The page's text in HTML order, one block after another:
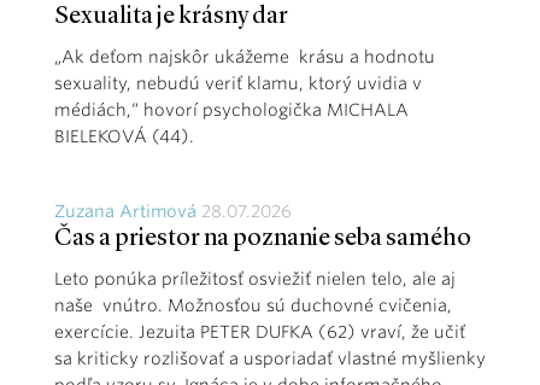
Sexualita je krásny dar
„Ak deťom najskôr ukážeme krásu a hodnotu
sexuality, nebudú veriť klamu, ktorý uvidia v
médiách,“ hovorí psychologička MICHALA
BIELEKOVÁ (44).
Zuzana Artimová 28.07.2026
Čas a priestor na poznanie seba samého
Leto ponúka príležitosť osviežiť nielen telo, ale aj
naše vnútro. Možnosťou sú duchovné cvičenia,
exercície. Jezuita PETER DUFKA (62) vraví, že učiť
sa kriticky rozlišovať a usporiadať vlastné myšlienky